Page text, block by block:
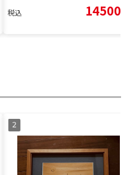
税込 14500